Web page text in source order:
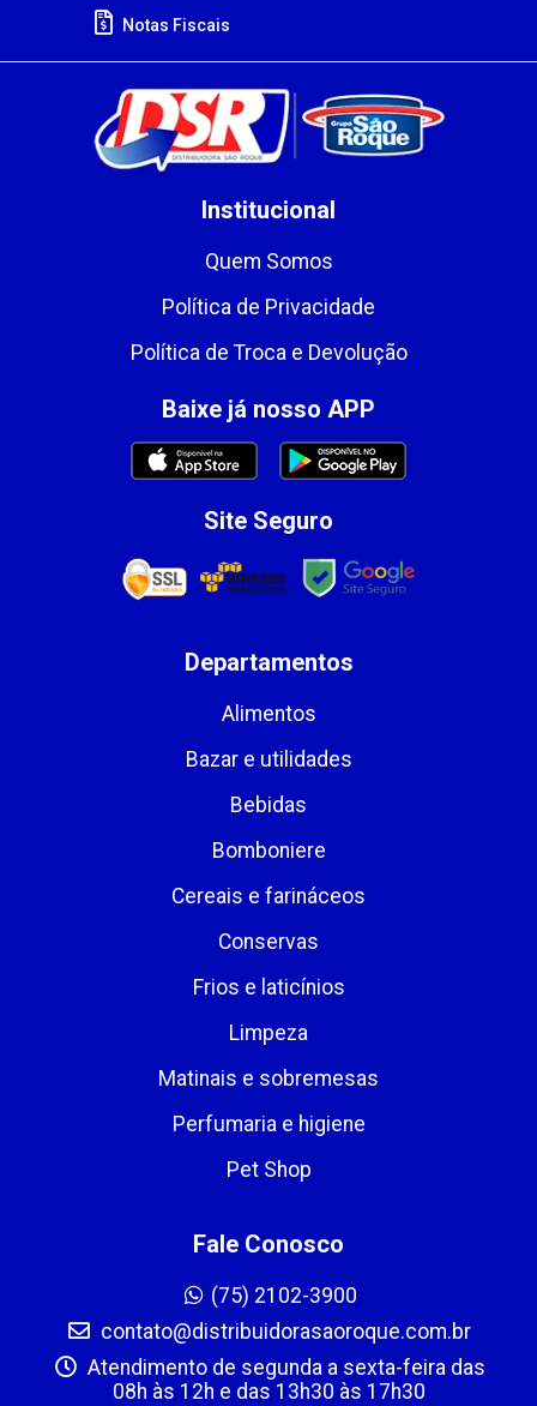
Notas Fiscais
Institucional
Quem Somos
Política de Privacidade
Política de Troca e Devolução
Baixe já nosso APP
Site Seguro
Departamentos
Alimentos
Bazar e utilidades
Bebidas
Bomboniere
Cereais e farináceos
Conservas
Frios e laticínios
Limpeza
Matinais e sobremesas
Perfumaria e higiene
Pet Shop
Fale Conosco
(75) 2102-3900
contato@distribuidorasaoroque.com.br
Atendimento de segunda a sexta-feira das
08h às 12h e das 13h30 às 17h30